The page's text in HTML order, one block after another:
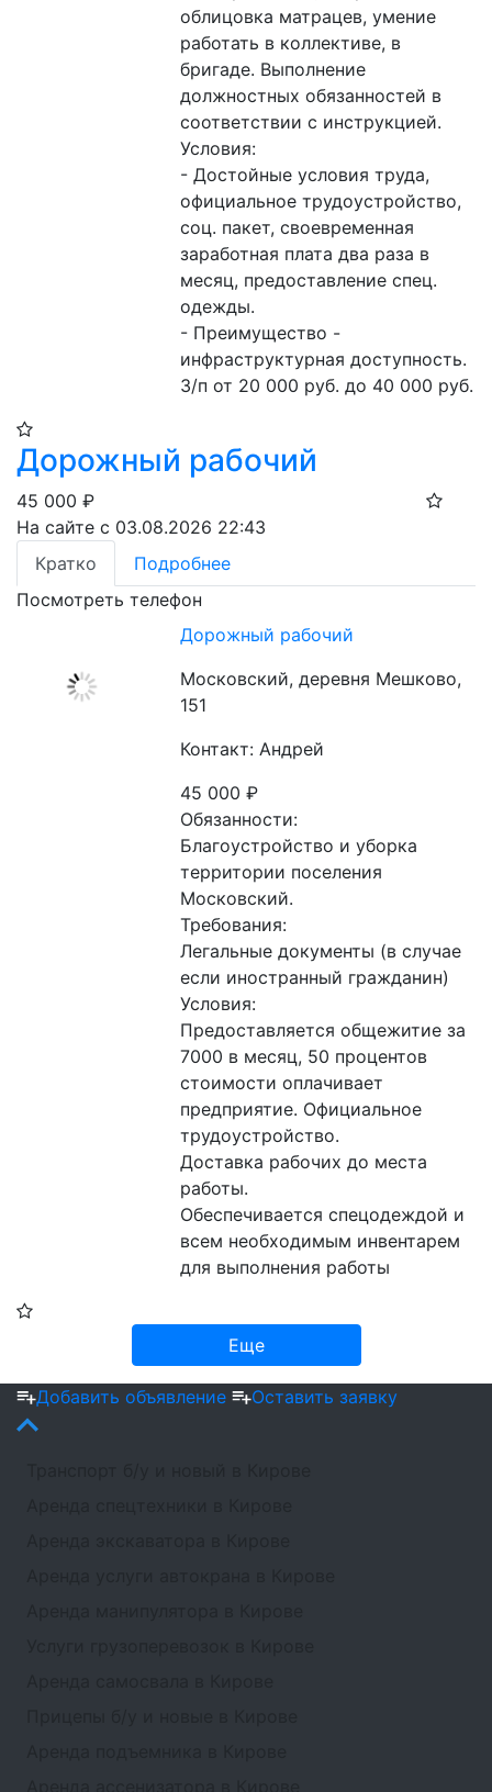
облицовка матрацев, умение
работать в коллективе, в
бригаде. Выполнение
должностных обязанностей в
соответствии с инструкцией.
Условия:
- Достойные условия труда,
официальное трудоустройство,
соц. пакет, своевременная
заработная плата два раза в
месяц, предоставление спец.
одежды.
- Преимущество -
инфраструктурная доступность.
З/п от 20 000 руб. до 40 000 руб.
Дорожный рабочий
45 000 ₽
На сайте с 03.08.2026 22:43
Кратко
Подробнее
Посмотреть телефон
Дорожный рабочий
Московский, деревня Мешково,
151
Контакт: Андрей
45 000₽
Обязанности:
Благоустройство и уборка
территории поселения
Московский.
Требования:
Легальные документы (в случае
если иностранный гражданин)
Условия:
Предоставляется общежитие за
7000 в месяц, 50 процентов
стоимости оплачивает
предприятие. Официальное
трудоустройство.
Доставка рабочих до места
работы.
Обеспечивается спецодеждой и
всем необходимым инвентарем
для выполнения работы
Еще
Добавить объявление Оставить заявку